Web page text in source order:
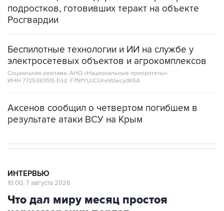
подростков, готовивших теракт на объекте
Росгвардии
Беспилотные технологии и ИИ на службе у
электросетевых объектов и агрокомплексов
Социальная реклама, АНО «Национальные приоритеты».
ИНН 7725383515 Erid: F7NfYUJCUneVdwcydK6A
Аксенов сообщил о четвертом погибшем в
результате атаки ВСУ на Крым
ИНТЕРВЬЮ
10:00, 7 августа 2026
Что дал миру месяц простоя